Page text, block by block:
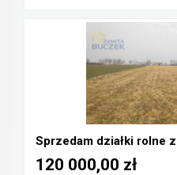
Sprzedam działki rolne
120 000,00 zł